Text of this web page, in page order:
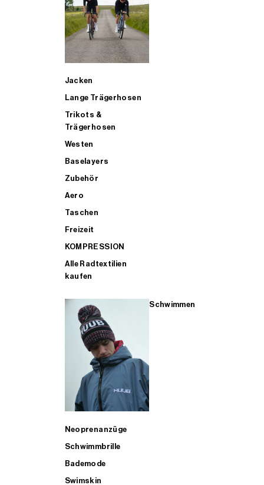
Jacken
Lange Trägerhosen
Trikots &
Trägerhosen
Westen
Baselayers
Zubehör
Aero
Taschen
Freizeit
KOMPRESSION
Alle Radtextilien
kaufen
Schwimmen
Neoprenanzüge
Schwimmbrille
Bademode
Swimskin
ALLE TRIATHLONARTIKEL FÜR MÄNNER KAUFEN